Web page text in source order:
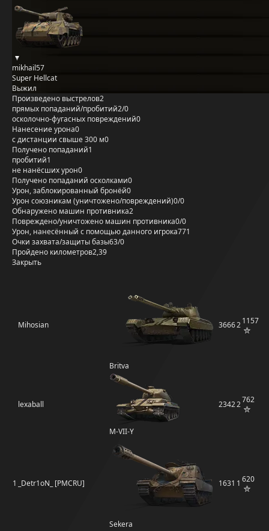
mikhail57
Super Hellcat
Выжил
Произведено выстрелов2
прямых попаданий/пробитий2/0
осколочно-фугасных повреждений0
Нанесение урона0
с дистанции свыше 300 м0
Получено попаданий1
пробитий1
не нанёсших урон0
Получено попаданий осколками0
Урон, заблокированный бронёй0
Урон союзникам (уничтожено/повреждений)0/0
Обнаружено машин противника2
Повреждено/уничтожено машин противника0/0
Урон, нанесённый с помощью данного игрока771
Очки захвата/защиты базы63/0
Пройдено километров2,39
Закрыть
Mihosian
Britva
366621157
lexaball
M-VII-Y
23422762
1 _Detr1oN_ [PMCRU]
Sekera
1631 1 620